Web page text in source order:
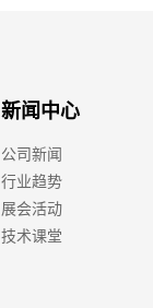
新闻中心
公司新闻
行业趋势
展会活动
技术课堂